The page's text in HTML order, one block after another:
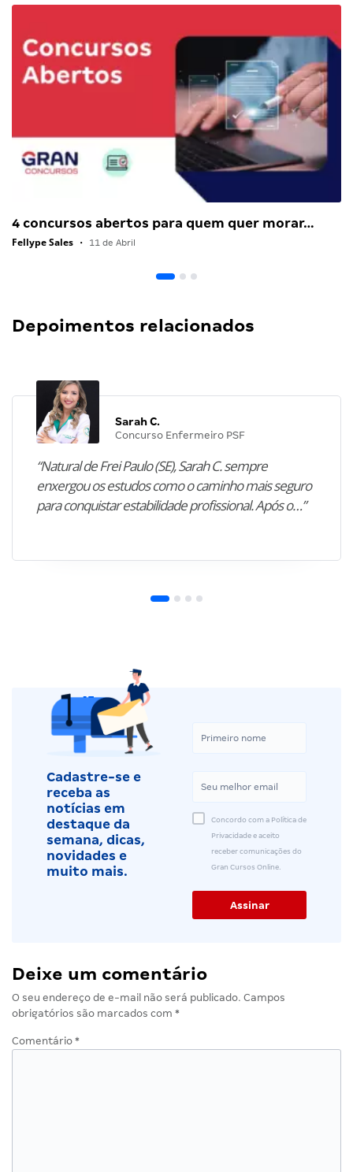
4 concursos abertos para quem quer morar…
Fellype Sales • 11 de Abril
Depoimentos relacionados
Sarah C.
Concurso Enfermeiro PSF
“Natural de Frei Paulo (SE), Sarah C. sempre
enxergou os estudos como o caminho mais seguro
para conquistar estabilidade profissional. Após o…”
Cadastre-se e
receba as
notícias em
destaque da
semana, dicas,
novidades e
muito mais.
Concordo com a Política de
Privacidade e aceito
receber comunicações do
Gran Cursos Online.
Deixe um comentário
O seu endereço de e-mail não será publicado. Campos
obrigatórios são marcados com *
Comentário *